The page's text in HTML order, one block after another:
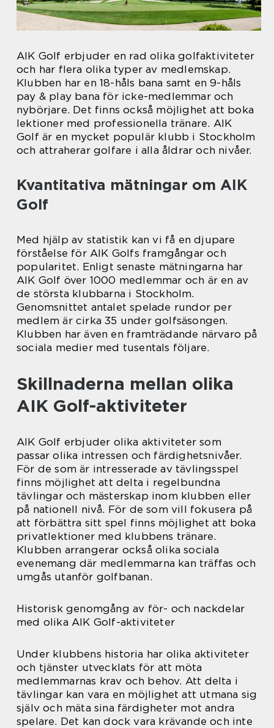
AIK Golf erbjuder en rad olika golfaktiviteter
och har flera olika typer av medlemskap.
Klubben har en 18-håls bana samt en 9-håls
pay & play bana för icke-medlemmar och
nybörjare. Det finns också möjlighet att boka
lektioner med professionella tränare. AIK
Golf är en mycket populär klubb i Stockholm
och attraherar golfare i alla åldrar och nivåer.
Kvantitativa mätningar om AIK
Golf
Med hjälp av statistik kan vi få en djupare
förståelse för AIK Golfs framgångar och
popularitet. Enligt senaste mätningarna har
AIK Golf över 1000 medlemmar och är en av
de största klubbarna i Stockholm.
Genomsnittet antalet spelade rundor per
medlem är cirka 35 under golfsäsongen.
Klubben har även en framträdande närvaro på
sociala medier med tusentals följare.
Skillnaderna mellan olika
AIK Golf-aktiviteter
AIK Golf erbjuder olika aktiviteter som
passar olika intressen och färdighetsnivåer.
För de som är intresserade av tävlingsspel
finns möjlighet att delta i regelbundna
tävlingar och mästerskap inom klubben eller
på nationell nivå. För de som vill fokusera på
att förbättra sitt spel finns möjlighet att boka
privatlektioner med klubbens tränare.
Klubben arrangerar också olika sociala
evenemang där medlemmarna kan träffas och
umgås utanför golfbanan.
Historisk genomgång av för- och nackdelar
med olika AIK Golf-aktiviteter
Under klubbens historia har olika aktiviteter
och tjänster utvecklats för att möta
medlemmarnas krav och behov. Att delta i
tävlingar kan vara en möjlighet att utmana sig
själv och mäta sina färdigheter mot andra
spelare. Det kan dock vara krävande och inte